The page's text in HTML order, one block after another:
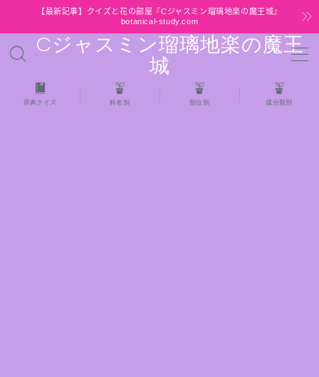
【最新記事】クイズと花の部屋『Cジャスミン瑠璃地楽の魔王城』
botanical-study.com
Cジャスミン瑠璃地楽の魔王
城
MENU
HOME
辞典クイズ 科名別 部位別 成分類別